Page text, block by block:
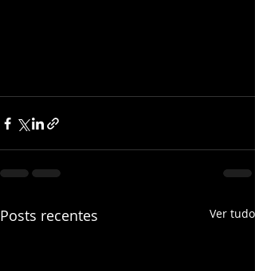
Posts recentes Ver tudo